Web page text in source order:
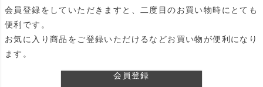
会員登録をしていただきますと、二度目のお買い物時にとても
便利です。
お気に入り商品をご登録いただけるなどお買い物が便利になり
ます。
会員登録